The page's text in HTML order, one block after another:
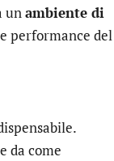
unambiente di
performance del
da come